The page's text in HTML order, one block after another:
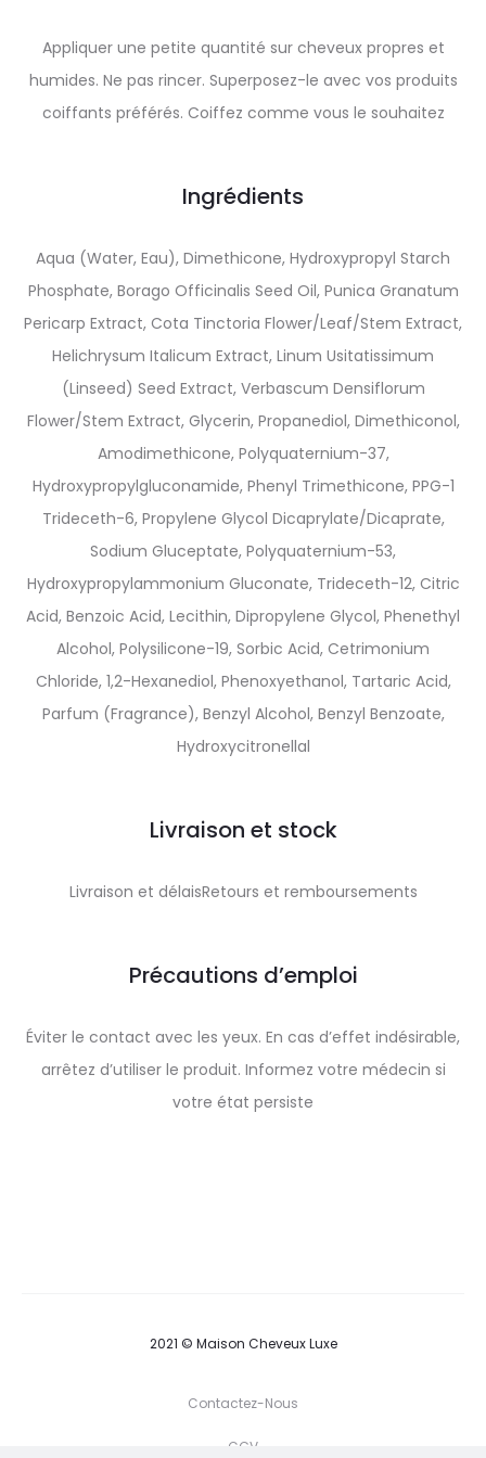
Appliquer une petite quantité sur cheveux propres et
humides. Ne pas rincer. Superposez-le avec vos produits
coiffants préférés. Coiffez comme vous le souhaitez
Ingrédients
Aqua (Water, Eau), Dimethicone, Hydroxypropyl Starch
Phosphate, Borago Officinalis Seed Oil, Punica Granatum
Pericarp Extract, Cota Tinctoria Flower/Leaf/Stem Extract,
Helichrysum Italicum Extract, Linum Usitatissimum
(Linseed) Seed Extract, Verbascum Densiflorum
Flower/Stem Extract, Glycerin, Propanediol, Dimethiconol,
Amodimethicone, Polyquaternium-37,
Hydroxypropylgluconamide, Phenyl Trimethicone, PPG-1
Trideceth-6, Propylene Glycol Dicaprylate/Dicaprate,
Sodium Gluceptate, Polyquaternium-53,
Hydroxypropylammonium Gluconate, Trideceth-12, Citric
Acid, Benzoic Acid, Lecithin, Dipropylene Glycol, Phenethyl
Alcohol, Polysilicone-19, Sorbic Acid, Cetrimonium
Chloride, 1,2-Hexanediol, Phenoxyethanol, Tartaric Acid,
Parfum (Fragrance), Benzyl Alcohol, Benzyl Benzoate,
Hydroxycitronellal
Livraison et stock
Livraison et délaisRetours et remboursements
Précautions d’emploi
Éviter le contact avec les yeux. En cas d’effet indésirable,
arrêtez d’utiliser le produit. Informez votre médecin si
votre état persiste
2021 © Maison Cheveux Luxe
Contactez-Nous
CGV